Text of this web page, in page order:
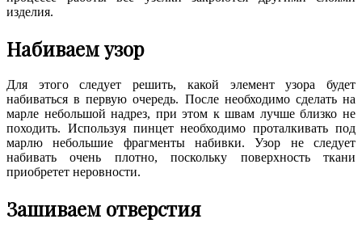
изделия.
Набиваем узор
Для этого следует решить, какой элемент узора будет
набиваться в первую очередь. После необходимо сделать на
марле небольшой надрез, при этом к швам лучше близко не
походить. Используя пинцет необходимо проталкивать под
марлю небольшие фрагменты набивки. Узор не следует
набивать очень плотно, поскольку поверхность ткани
приобретет неровности.
Зашиваем отверстия